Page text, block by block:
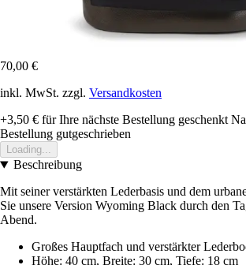
70,00 €
inkl. MwSt. zzgl. Versandkosten
+3,50 € für Ihre nächste Bestellung geschenkt
Bestellung gutgeschrieben
Loading...
Beschreibung
Mit seiner verstärkten Lederbasis und dem
Sie unsere Version Wyoming Black durch den
Abend.
Großes Hauptfach und verstärkter
Höhe: 40 cm, Breite: 30 cm, Tiefe: 18 cm